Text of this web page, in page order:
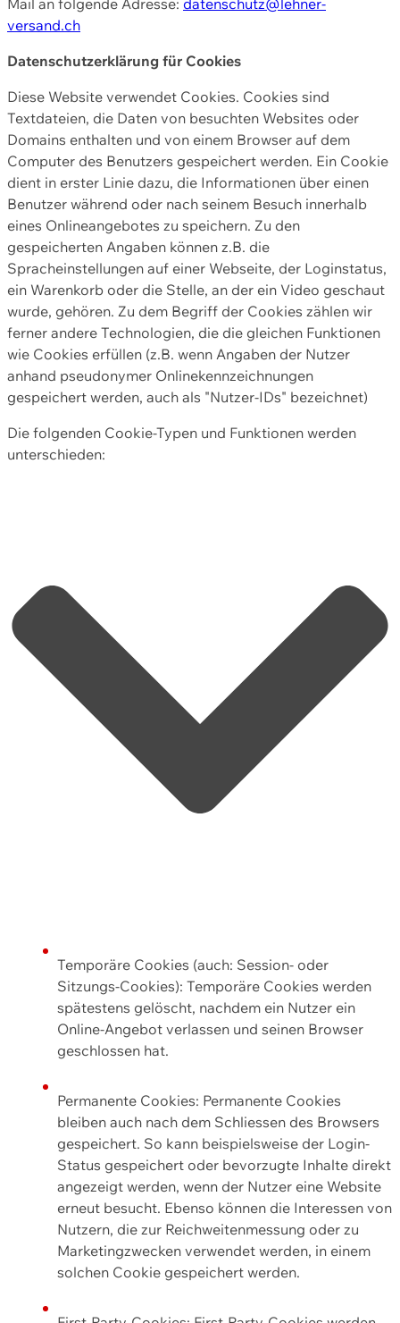
versand.ch
Datenschutzerklärung für Cookies
Diese Website verwendet Cookies. Cookies sind
Textdateien, die Daten von besuchten Websites oder
Domains enthalten und von einem Browser auf dem
Computer des Benutzers gespeichert werden. Ein Cookie
dient in erster Linie dazu, die Informationen über einen
Benutzer während oder nach seinem Besuch innerhalb
eines Onlineangebotes zu speichern. Zu den
gespeicherten Angaben können z.B. die
Spracheinstellungen auf einer Webseite, der Loginstatus,
ein Warenkorb oder die Stelle, an der ein Video geschaut
wurde, gehören. Zu dem Begriff der Cookies zählen wir
ferner andere Technologien, die die gleichen Funktionen
wie Cookies erfüllen (z.B. wenn Angaben der Nutzer
anhand pseudonymer Onlinekennzeichnungen
gespeichert werden, auch als "Nutzer-IDs" bezeichnet)
Die folgenden Cookie-Typen und Funktionen werden
unterschieden:
Temporäre Cookies (auch: Session- oder
Sitzungs-Cookies): Temporäre Cookies werden
spätestens gelöscht, nachdem ein Nutzer ein
Online-Angebot verlassen und seinen Browser
geschlossen hat.
Permanente Cookies: Permanente Cookies
bleiben auch nach dem Schliessen des Browsers
gespeichert. So kann beispielsweise der Login-
Status gespeichert oder bevorzugte Inhalte direkt
angezeigt werden, wenn der Nutzer eine Website
erneut besucht. Ebenso können die Interessen von
Nutzern, die zur Reichweitenmessung oder zu
Marketingzwecken verwendet werden, in einem
solchen Cookie gespeichert werden.